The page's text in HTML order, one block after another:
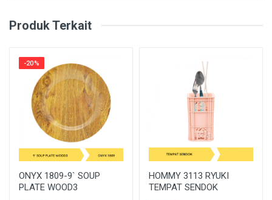
Produk Terkait
-20%
ONYX 1809-9` SOUP
PLATE WOOD3
HOMMY 3113 RYUKI
TEMPAT SENDOK